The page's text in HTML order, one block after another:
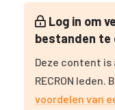
Log in om
bestanden te
Deze content is
RECRON leden.
voordelen van